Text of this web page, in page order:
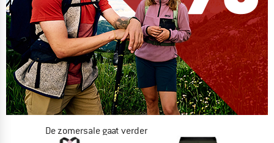
De zomersale gaat verder